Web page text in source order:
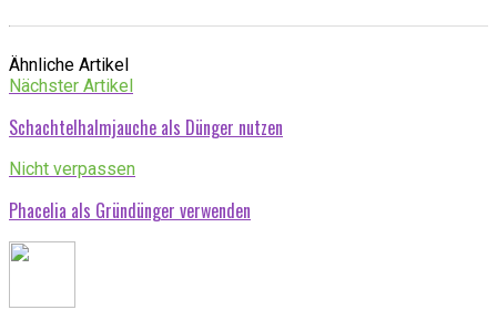
Ähnliche Artikel
Nächster Artikel
Schachtelhalmjauche als Dünger nutzen
Nicht verpassen
Phacelia als Gründünger verwenden